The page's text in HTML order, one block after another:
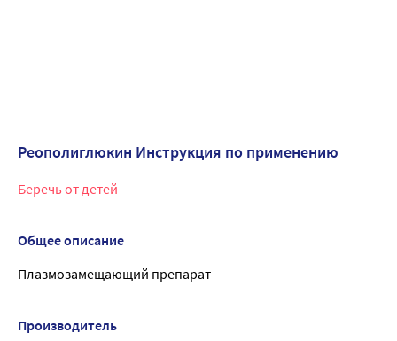
Реополиглюкин Инструкция по применению
Беречь от детей
Общее описание
Плазмозамещающий препарат
Производитель